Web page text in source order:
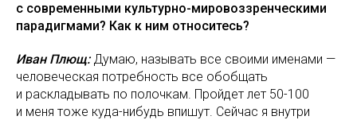
с современными культурно-мировоззренческими
парадигмами? Как к ним относитесь?
Иван Плющ: Думаю, называть все своими именами —
человеческая потребность все обобщать
и раскладывать по полочкам. Пройдет лет 50-100
и меня тоже куда-нибудь впишут. Сейчас я внутри